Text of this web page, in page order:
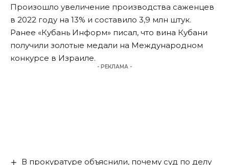
Произошло увеличение производства саженцев
в 2022 году на 13% и составило 3,9 млн штук.
Ранее «Кубань Информ» писал, что вина Кубани
получили золотые медали на Международном
конкурсе в Израиле.
- РЕКЛАМА -
В прокуратуре объяснили, почему суд по делу